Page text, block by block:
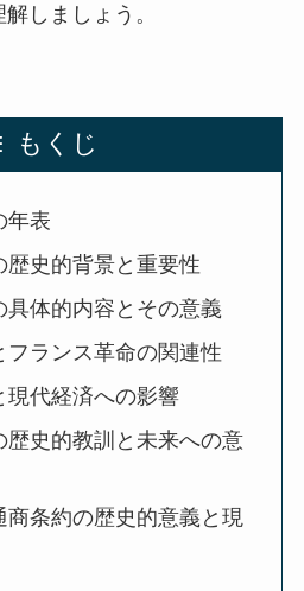
しましょう。
もくじ
年表
歴史的背景と重要性
具体的内容とその意義
フランス革命の関連性
現代経済への影響
歴史的教訓と未来への意
商条約の歴史的意義と現